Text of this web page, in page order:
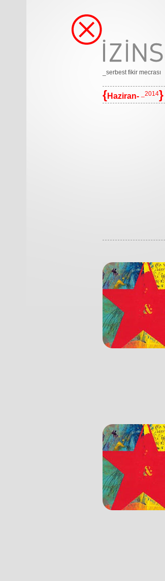
_serbest fikir mecrası
{Haziran- _2014}